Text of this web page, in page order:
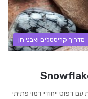
מדריך קריסטלים ואבני חן
עם דפוס ייחודי דמוי פתיתי